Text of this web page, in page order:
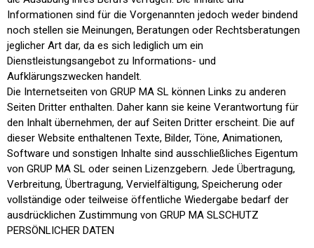
Informationen sind für die Vorgenannten jedoch weder bindend
noch stellen sie Meinungen, Beratungen oder Rechtsberatungen
jeglicher Art dar, da es sich lediglich um ein
Dienstleistungsangebot zu Informations- und
Aufklärungszwecken handelt.
Die Internetseiten von GRUP MA SL können Links zu anderen
Seiten Dritter enthalten. Daher kann sie keine Verantwortung für
den Inhalt übernehmen, der auf Seiten Dritter erscheint. Die auf
dieser Website enthaltenen Texte, Bilder, Töne, Animationen,
Software und sonstigen Inhalte sind ausschließliches Eigentum
von GRUP MA SL oder seinen Lizenzgebern. Jede Übertragung,
Verbreitung, Übertragung, Vervielfältigung, Speicherung oder
vollständige oder teilweise öffentliche Wiedergabe bedarf der
ausdrücklichen Zustimmung von GRUP MA SLSCHUTZ
PERSÖNLICHER DATEN